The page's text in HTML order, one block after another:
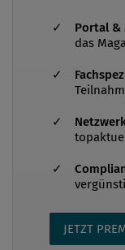
KI-Verordnung
am 1. August
KI-Systemen,
Systemen
an KI-
Portal &
das
JETZT